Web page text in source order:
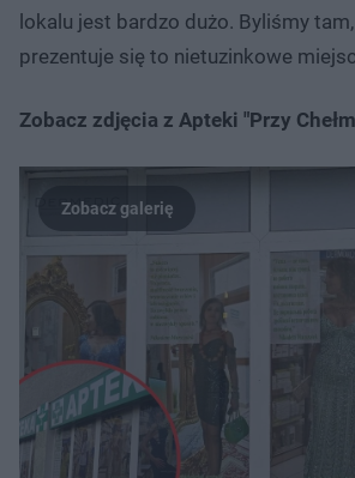
lokalu jest bardzo dużo. Byliśmy
prezentuje się to nietuzinkowe
Zobacz zdjęcia z Apteki "Przy